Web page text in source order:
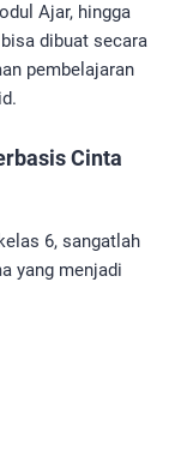
Ajar, hingga
dibuat secara
pembelajaran
Cinta
6, sangatlah
yang menjadi